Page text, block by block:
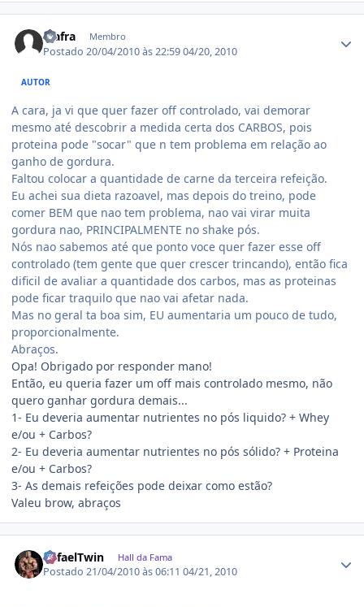
Mafra Membro
Postado20/04/2010 às 22:5904/20, 2010
AUTOR
A cara, ja vi que quer fazer off controlado, vai demorar
mesmo até descobrir a medida certa dos CARBOS, pois
proteina pode "socar" que n tem problema em relação ao
ganho de gordura.
Faltou colocar a quantidade de carne da terceira refeição.
Eu achei sua dieta razoavel, mas depois do treino, pode
comer BEM que nao tem problema, nao vai virar muita
gordura nao, PRINCIPALMENTE no shake pós.
Nós nao sabemos até que ponto voce quer fazer esse off
controlado (tem gente que quer crescer trincando), então fica
dificil de avaliar a quantidade dos carbos, mas as proteinas
pode ficar traquilo que nao vai afetar nada.
Mas no geral ta boa sim, EU aumentaria um pouco de tudo,
proporcionalmente.
Abraços.
Opa! Obrigado por responder mano!
Então, eu queria fazer um off mais controlado mesmo, não
quero ganhar gordura demais...
1- Eu deveria aumentar nutrientes no pós liquido? + Whey
e/ou + Carbos?
2- Eu deveria aumentar nutrientes no pós sólido? + Proteina
e/ou + Carbos?
3- As demais refeições pode deixar como estão?
Valeu brow, abraços
RafaelTwin Hall da Fama
Postado21/04/2010 às 06:1104/21, 2010